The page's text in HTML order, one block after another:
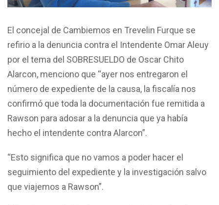
El concejal de Cambiemos en Trevelin Furque se
refirio a la denuncia contra el Intendente Omar Aleuy
por el tema del SOBRESUELDO de Oscar Chito
Alarcon, menciono que “ayer nos entregaron el
número de expediente de la causa, la fiscalía nos
confirmó que toda la documentación fue remitida a
Rawson para adosar a la denuncia que ya había
hecho el intendente contra Alarcon”.
“Esto significa que no vamos a poder hacer el
seguimiento del expediente y la investigación salvo
que viajemos a Rawson”.